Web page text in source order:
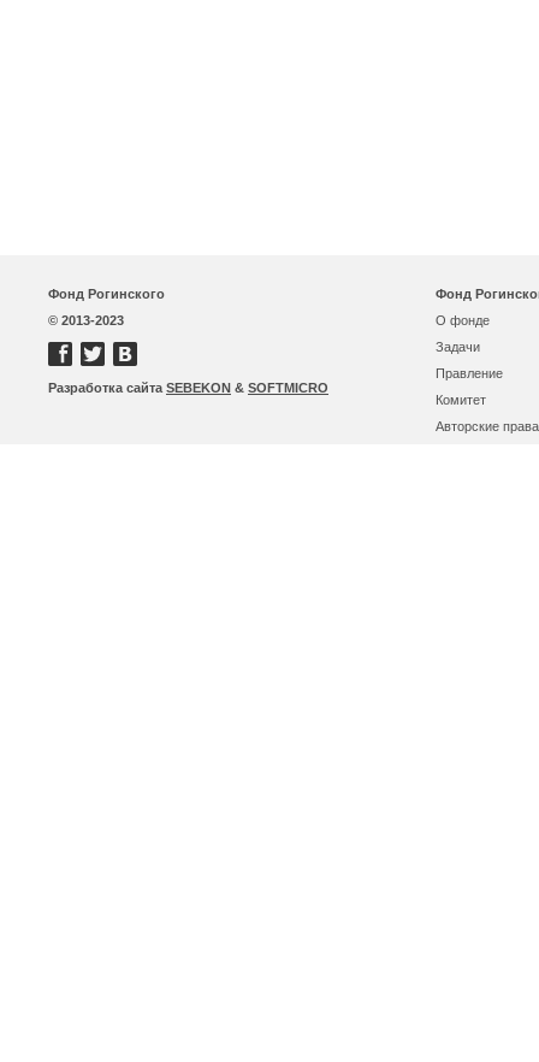
Фонд Рогинского
© 2013-2023
Разработка сайта SEBEKON & SOFTMICRO
Фонд
О фонде
Задачи
Правление
Комитет
Авторские права